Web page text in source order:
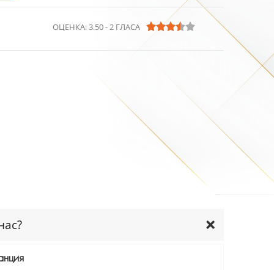
ОЦЕНКА:3.50-2 ГЛАСА